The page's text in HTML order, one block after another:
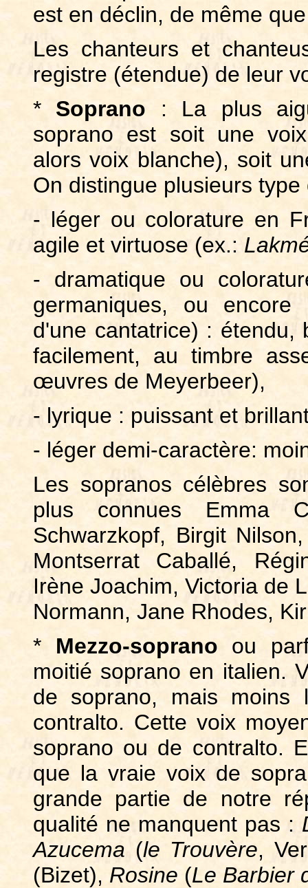
est en déclin, de même
Les chanteurs et
registre (étendue) de leur
* Soprano : La plus
soprano est soit une
alors voix blanche), soit
On distingue plusieurs
- léger ou colorature en
agile et virtuose (ex.:
- dramatique ou
germaniques, ou
d'une cantatrice) : étendu,
facilement, au timbre
œuvres de Meyerbeer),
- lyrique : puissant et
- léger demi-caractère:
Les sopranos célèbres
plus connues Emma
Schwarzkopf, Birgit
Montserrat Caballé,
Irène Joachim, Victoria de
Normann, Jane Rhodes,
* Mezzo-soprano ou
moitié soprano en italien.
de soprano, mais moins
contralto. Cette voix
soprano ou de contralto.
que la vraie voix de
grande partie de notre
qualité ne manquent pas :
Azucema (le Trouvère,
(Bizet), Rosine (Le Barbier